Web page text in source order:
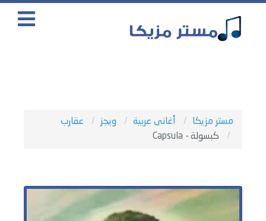
مستر مزيكا أغانى عربية ويجز
عقارب
كبسولة - Capsula